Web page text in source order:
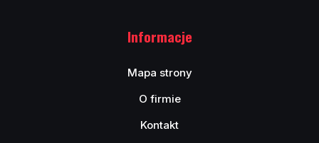
Informacje
Mapa strony
O firmie
Kontakt